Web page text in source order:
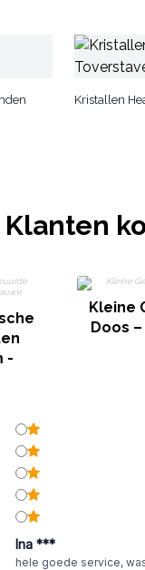
Kristallen
Klanten
-
Kleine
Doos
Ina ***
hele goede service,